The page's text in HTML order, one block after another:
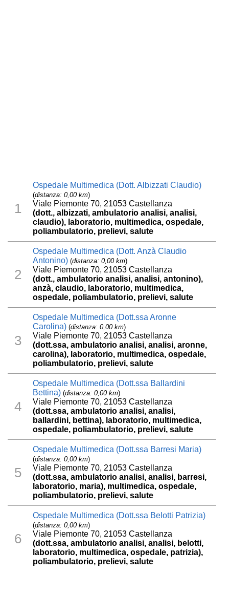
1
Ospedale Multimedica (Dott. Albizzati Claudio)
(distanza: 0,00 km)
Viale Piemonte 70, 21053 Castellanza
(dott., albizzati, ambulatorio analisi, analisi,
claudio), laboratorio, multimedica, ospedale,
poliambulatorio, prelievi, salute
2
Ospedale Multimedica (Dott. Anzà Claudio
Antonino) (distanza: 0,00 km)
Viale Piemonte 70, 21053 Castellanza
(dott., ambulatorio analisi, analisi, antonino),
anzà, claudio, laboratorio, multimedica,
ospedale, poliambulatorio, prelievi, salute
3
Ospedale Multimedica (Dott.ssa Aronne
Carolina) (distanza: 0,00 km)
Viale Piemonte 70, 21053 Castellanza
(dott.ssa, ambulatorio analisi, analisi, aronne,
carolina), laboratorio, multimedica, ospedale,
poliambulatorio, prelievi, salute
4
Ospedale Multimedica (Dott.ssa Ballardini
Bettina) (distanza: 0,00 km)
Viale Piemonte 70, 21053 Castellanza
(dott.ssa, ambulatorio analisi, analisi,
ballardini, bettina), laboratorio, multimedica,
ospedale, poliambulatorio, prelievi, salute
5
Ospedale Multimedica (Dott.ssa Barresi Maria)
(distanza: 0,00 km)
Viale Piemonte 70, 21053 Castellanza
(dott.ssa, ambulatorio analisi, analisi, barresi,
laboratorio, maria), multimedica, ospedale,
poliambulatorio, prelievi, salute
6
Ospedale Multimedica (Dott.ssa Belotti Patrizia)
(distanza: 0,00 km)
Viale Piemonte 70, 21053 Castellanza
(dott.ssa, ambulatorio analisi, analisi, belotti,
laboratorio, multimedica, ospedale, patrizia),
poliambulatorio, prelievi, salute